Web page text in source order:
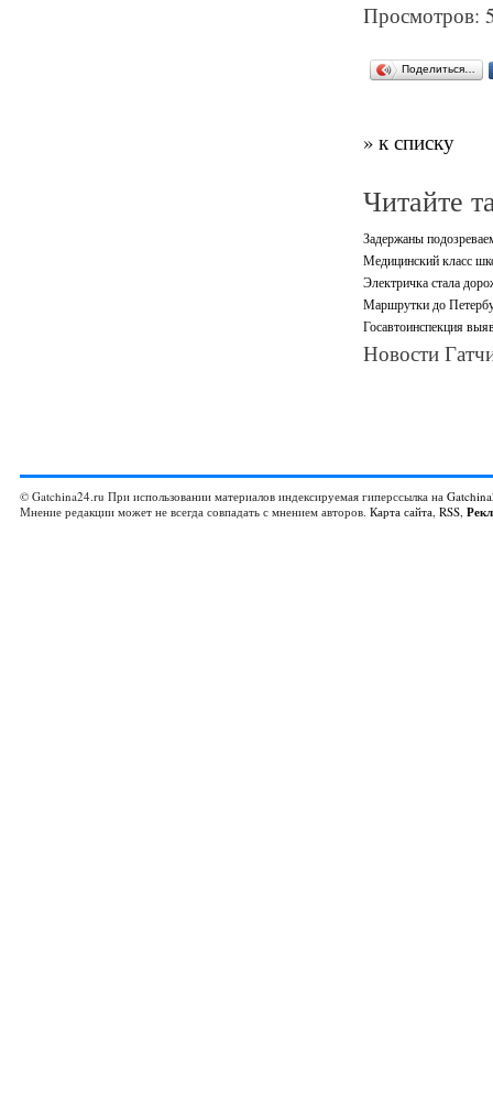
Просмотров:
Поделиться…
» к списку
Читайте
Задержаны
Медицинский класс
Электричка стала
Маршрутки до
Госавтоинспекция
Новости
© Gatchina24.ru При использовании материалов индексируемая гиперссылка на
Мнение редакции может не всегда совпадать с мнением авторов. Карта сайта, RSS,